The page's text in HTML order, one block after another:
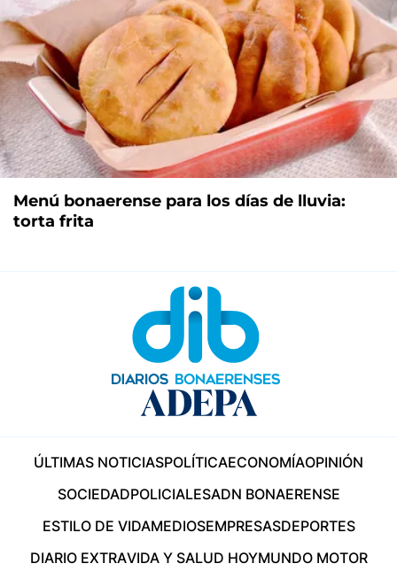
Menú bonaerense para los días de lluvia:
torta frita
ÚLTIMAS NOTICIASPOLÍTICAECONOMÍAOPINIÓN
SOCIEDADPOLICIALESADN BONAERENSE
ESTILO DE VIDAMEDIOSEMPRESASDEPORTES
DIARIO EXTRAVIDA Y SALUD HOYMUNDO MOTOR